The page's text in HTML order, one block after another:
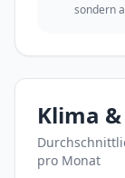
sondern
Klima
pro Monat